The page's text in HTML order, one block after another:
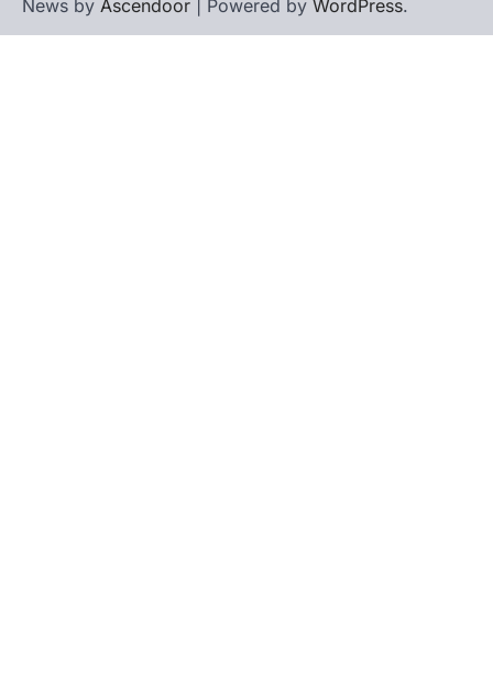
News by Ascendoor | Powered by WordPress.